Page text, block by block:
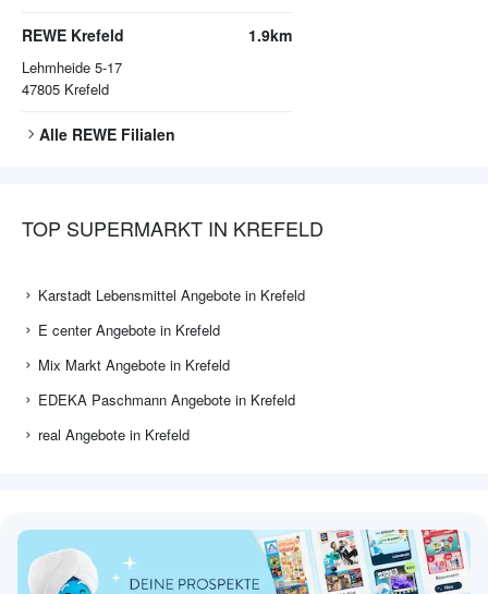
REWE Krefeld
Lehmheide 5-17
47805 Krefeld
1.9km
Alle REWE Filialen
TOP SUPERMARKT IN KREFELD
Karstadt Lebensmittel Angebote in Krefeld
E center Angebote in Krefeld
Mix Markt Angebote in Krefeld
EDEKA Paschmann Angebote in Krefeld
real Angebote in Krefeld